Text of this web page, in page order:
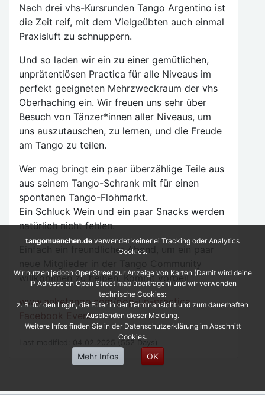
Nach drei vhs-Kursrunden Tango Argentino ist
die Zeit reif, mit dem Vielgeübten auch einmal
Praxisluft zu schnuppern.
Und so laden wir ein zu einer gemütlichen,
unprätentiösen Practica für alle Niveaus im
perfekt geeigneten Mehrzweckraum der vhs
Oberhaching ein. Wir freuen uns sehr über
Besuch von Tänzer*innen aller Niveaus, um
uns auszutauschen, zu lernen, und die Freude
am Tango zu teilen.
Wer mag bringt ein paar überzählige Teile aus
aus seinem Tango-Schrank mit für einen
spontanen Tango-Flohmarkt.
Ein Schluck Wein und ein paar Snacks werden
natürlich nicht fehlen.
Einfach ein freundlicher Abend, um ein paar
willkommen zu heißen. Kommt vorbei!
www.anketango.com/pop-up-practica
Facebook Event
Last modified: 04.02.2025 (552 Days)
tangomuenchen.de verwendet keinerlei Tracking oder Analytics
Cookies.
Wir nutzen jedoch OpenStreet zur Anzeige von Karten (Damit wird deine
IP Adresse an Open Street map übertragen) und wir verwenden
technische Cookies:
z. B. für den Login, die Filter in der Terminansicht und zum dauerhaften
Ausblenden dieser Meldung.
Weitere Infos finden Sie in der Datenschutzerklärung im Abschnitt
Cookies.
Mehr Infos OK